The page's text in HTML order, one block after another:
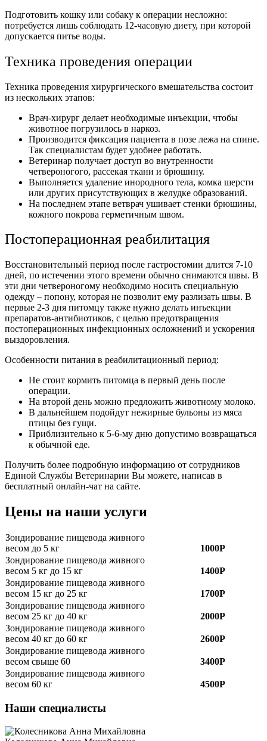
Подготовить кошку или собаку к операции несложно:
потребуется лишь соблюдать 12-часовую диету, при которой
допускается питье воды.
Техника проведения операции
Техника проведения хирургического вмешательства состоит
из нескольких этапов:
Врач-хирург делает необходимые инъекции, чтобы
животное погрузилось в наркоз.
Производится фиксация пациента в позе лежа на спине.
Так специалистам будет удобнее работать.
Ветеринар получает доступ во внутренности
четвероногого, рассекая ткани и брюшину.
Выполняется удаление инородного тела, комка шерсти
или других присутствующих в желудке образований.
На последнем этапе ветврач ушивает стенки брюшины,
кожного покрова герметичным швом.
Постоперационная реабилитация
Восстановительный период после гастростомии длится 7-10
дней, по истечении этого времени обычно снимаются швы. В
эти дни четвероногому необходимо носить специальную
одежду – попону, которая не позволит ему разлизать швы. В
первые 2-3 дня питомцу также нужно делать инъекции
препаратов-антибиотиков, с целью предотвращения
постоперационных инфекционных осложнений и ускорения
выздоровления.
Особенности питания в реабилитационный период:
Не стоит кормить питомца в первый день после
операции.
На второй день можно предложить животному молоко.
В дальнейшем подойдут нежирные бульоны из мяса
птицы без гущи.
Приблизительно к 5-6-му дню допустимо возвращаться
к обычной еде.
Получить более подробную информацию от сотрудников
Единой Службы Ветеринарии Вы можете, написав в
бесплатный онлайн-чат на сайте.
Цены на наши услуги
Зондирование пищевода живного
весом до 5 кг
1000Р
Зондирование пищевода живного
весом 5 кг до 15 кг
1400Р
Зондирование пищевода живного
весом 15 кг до 25 кг
1700Р
Зондирование пищевода живного
весом 25 кг до 40 кг
2000Р
Зондирование пищевода живного
весом 40 кг до 60 кг
2600Р
Зондирование пищевода живного
весом свыше 60
3400Р
Зондирование пищевода живного
весом 60 кг
4500Р
Наши специалисты